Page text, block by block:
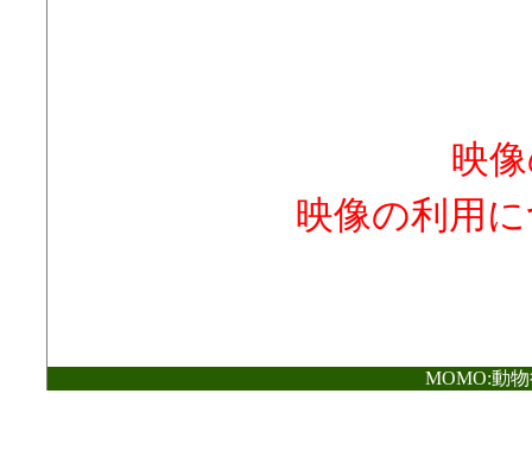
映
映像の利用
MOMO:動